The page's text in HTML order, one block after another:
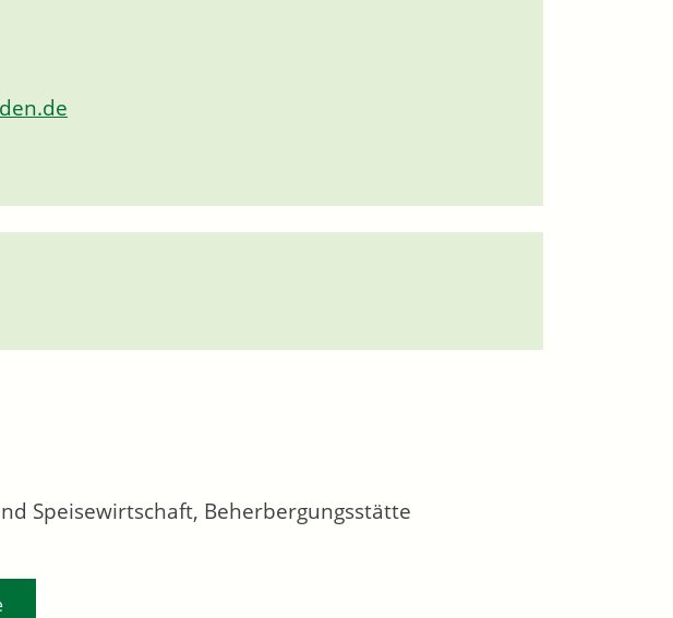
Speisewirtschaft, Beherbergungsstätte